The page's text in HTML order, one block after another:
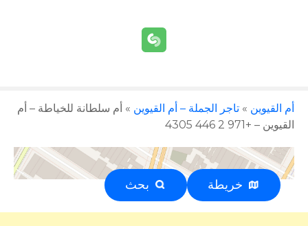
أم القيوين » تاجر الجملة – أم القيوين » أم سلطانة للخياطة – أم
القيوين – +971 2 446 4305
خريطة بحثإعلان